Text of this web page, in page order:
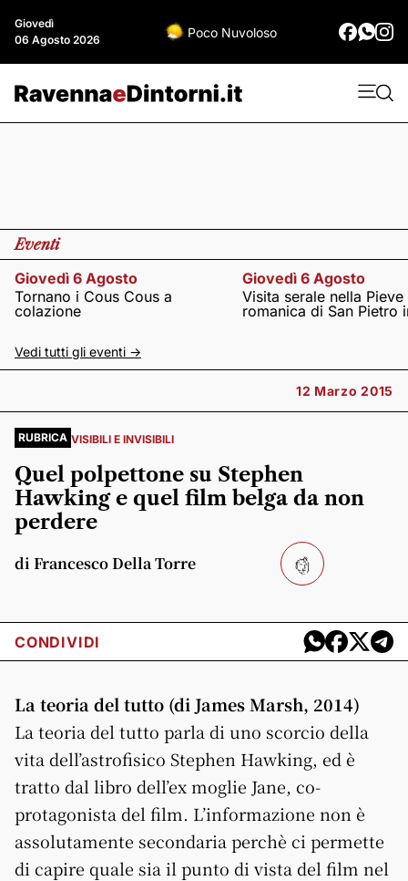
Giovedì
06 Agosto 2026
Poco Nuvoloso
Eventi
Giovedì 6 Agosto
Tornano i Cous Cous a
colazione
Giovedì 6 Agosto
Visita serale nella Pieve
romanica di San Pietro
Vedi tutti gli eventi ->
12 Marzo 2015
RUBRICA VISIBILI E INVISIBILI
Quel polpettone su Stephen
Hawking e quel film belga da non
perdere
di Francesco Della Torre
CONDIVIDI
La teoria del tutto (di James Marsh, 2014)
La teoria del tutto parla di uno scorcio della
vita dell’astrofisico Stephen Hawking, ed è
tratto dal libro dell’ex moglie Jane, co-
protagonista del film. L’informazione non è
assolutamente secondaria perchè ci permette
di capire quale sia il punto di vista del film nel